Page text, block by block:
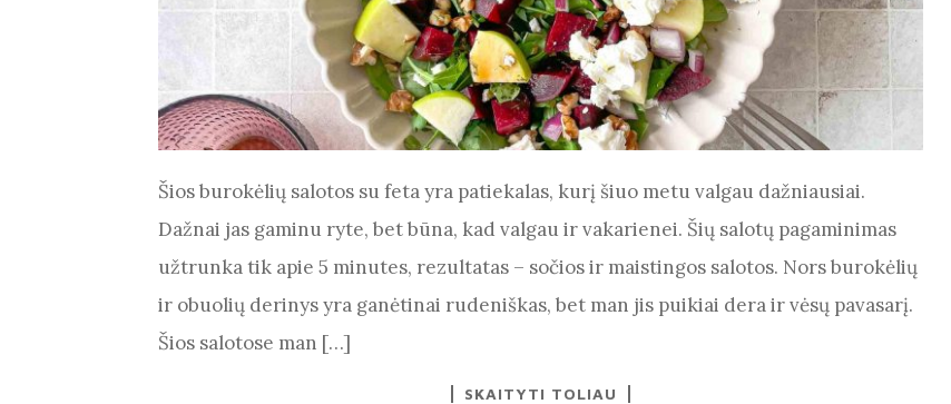
Šios burokėlių salotos su feta yra patiekalas, kurį šiuo metu valgau dažniausiai.
Dažnai jas gaminu ryte, bet būna, kad valgau ir vakarienei. Šių salotų pagaminimas
užtrunka tik apie 5 minutes, rezultatas – sočios ir maistingos salotos. Nors burokėlių
ir obuolių derinys yra ganėtinai rudeniškas, bet man jis puikiai dera ir vėsų pavasarį.
Šios salotose man […]
SKAITYTI TOLIAU